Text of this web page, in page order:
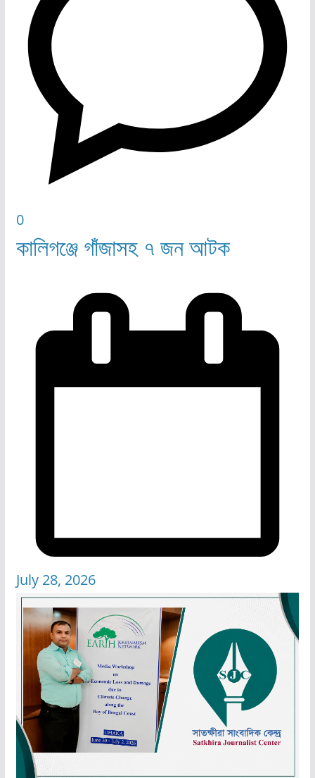
0
কালিগঞ্জে গাঁজাসহ ৭ জন আটক
July 28, 2026